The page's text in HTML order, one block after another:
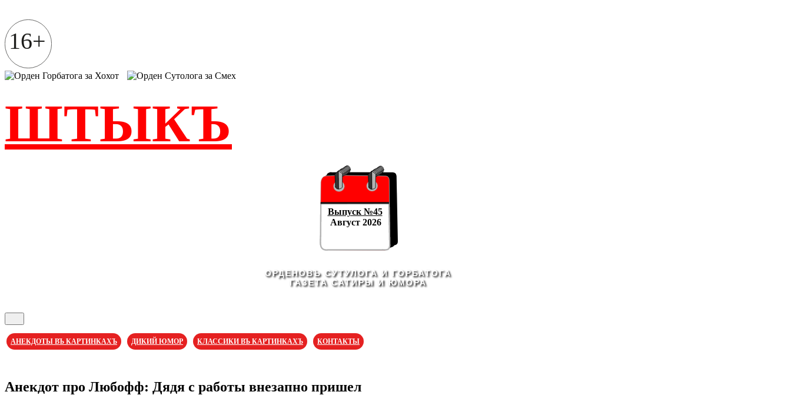
содержимому
16+
ШТЫКЪ
Выпуск №45
Август 2026
ОРДЕНОВЪ СУТУЛОГА И ГОРБАТОГА
ГАЗЕТА САТИРЫ И ЮМОРА
Открыть
АНЕКДОТЫ ВЪ КАРТИНКАХЪ ДИКИЙ ЮМОР КЛАССИКИ ВЪ КАРТИНКАХЪ КОНТАКТЫ
Анекдот про Любофф: Дядя с работы внезапно пришел